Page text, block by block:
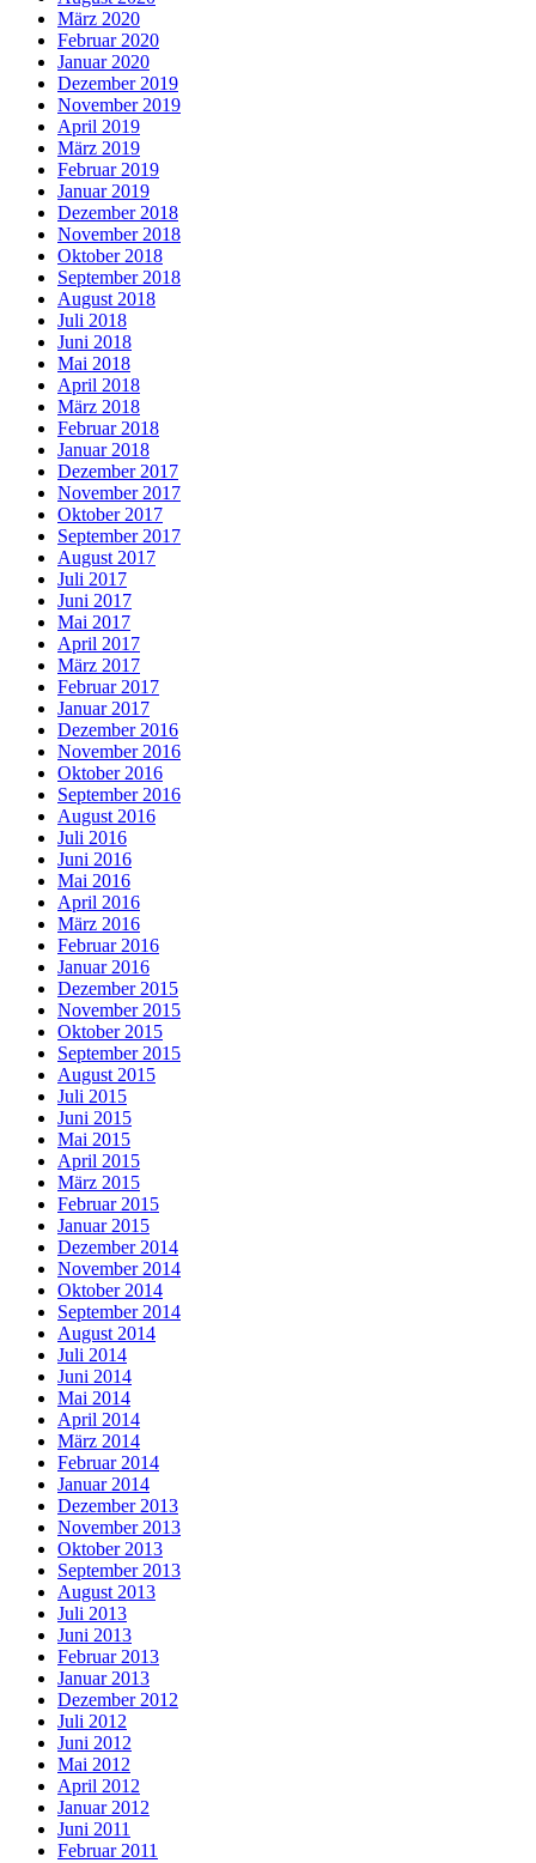
März 2020
Februar 2020
Januar 2020
Dezember 2019
November 2019
April 2019
März 2019
Februar 2019
Januar 2019
Dezember 2018
November 2018
Oktober 2018
September 2018
August 2018
Juli 2018
Juni 2018
Mai 2018
April 2018
März 2018
Februar 2018
Januar 2018
Dezember 2017
November 2017
Oktober 2017
September 2017
August 2017
Juli 2017
Juni 2017
Mai 2017
April 2017
März 2017
Februar 2017
Januar 2017
Dezember 2016
November 2016
Oktober 2016
September 2016
August 2016
Juli 2016
Juni 2016
Mai 2016
April 2016
März 2016
Februar 2016
Januar 2016
Dezember 2015
November 2015
Oktober 2015
September 2015
August 2015
Juli 2015
Juni 2015
Mai 2015
April 2015
März 2015
Februar 2015
Januar 2015
Dezember 2014
November 2014
Oktober 2014
September 2014
August 2014
Juli 2014
Juni 2014
Mai 2014
April 2014
März 2014
Februar 2014
Januar 2014
Dezember 2013
November 2013
Oktober 2013
September 2013
August 2013
Juli 2013
Juni 2013
Februar 2013
Januar 2013
Dezember 2012
Juli 2012
Juni 2012
Mai 2012
April 2012
Januar 2012
Juni 2011
Februar 2011